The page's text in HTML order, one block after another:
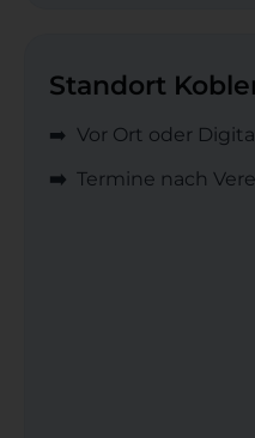
Standort
➡️ Vor Ort oder
➡️ Termine